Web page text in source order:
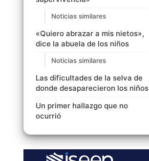
Noticias similares
«Quiero abrazar a mis nietos»,
dice la abuela de los niños
Noticias similares
Las dificultades de la selva de
donde desaparecieron los niños
Un primer hallazgo que no
ocurrió